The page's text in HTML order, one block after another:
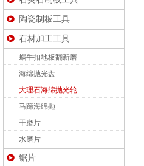
陶瓷制板工具
石材加工工具
蜗牛扣地板翻新磨
海绵抛光盘
大理石海绵抛光轮
马蹄海绵抛
干磨片
水磨片
锯片